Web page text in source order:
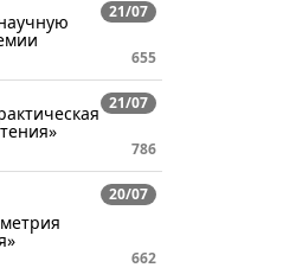
21/07
655
21/07
786
20/07
662